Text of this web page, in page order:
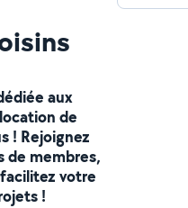
aux
de
! Rejoignez
de membres,
votre
!